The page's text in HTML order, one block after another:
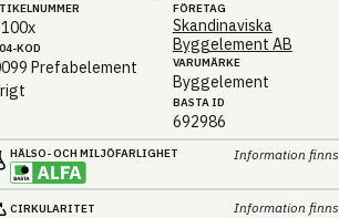
KOD
Prefabelement
FÖRETAG
Skandinaviska
Byggelement AB
VARUMÄRKE
Byggelement
BASTA ID
692986
HÄLSO- OCH MILJÖ­FARLIGHET Information finns
CIRKULARITET Information finns